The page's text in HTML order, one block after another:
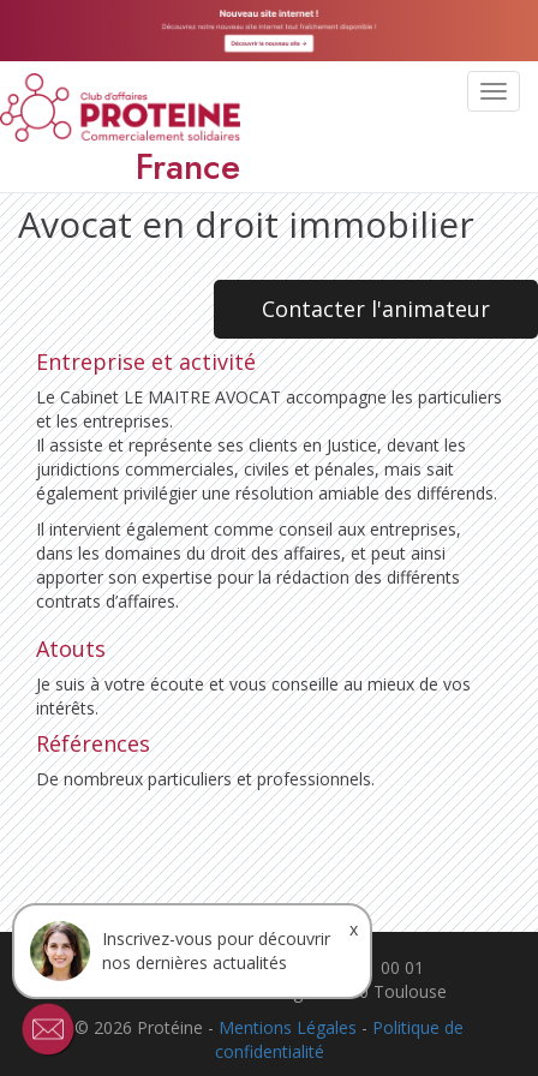
France
Avocat en droit immobilier
Contacter l'animateur
Entreprise et activité
Le Cabinet LE MAITRE AVOCAT accompagne les particuliers
et les entreprises.​
Il assiste et représente ses clients en Justice, devant les
juridictions commerciales, civiles et pénales, mais sait
également privilégier une résolution amiable des différends.
Il intervient également comme conseil aux entreprises,
dans les domaines du droit des affaires, et peut ainsi
apporter son expertise pour la rédaction des différents
contrats d’affaires.
Atouts
Je suis à votre écoute et vous conseille au mieux de vos
intérêts.
Références
De nombreux particuliers et professionnels.
contact@ca-proteine.fr - 05 61 11 00 01
30 rue Théron de Montaugé. 31200 Toulouse
© 2026 Protéine - Mentions Légales - Politique de
confidentialité
Inscrivez-vous pour découvrir
nos dernières actualités
x